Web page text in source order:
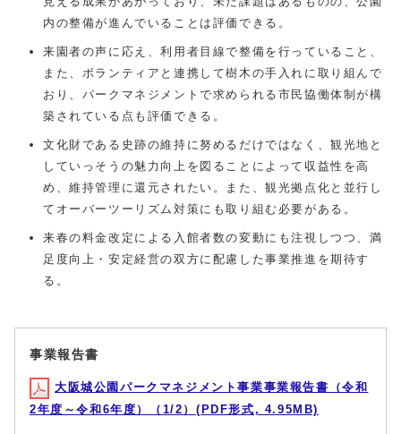
内の整備が進んでいることは評価できる。
来園者の声に応え、利用者目線で整備を行っていること、
また、ボランティアと連携して樹木の手入れに取り組んで
おり、パークマネジメントで求められる市民協働体制が構
築されている点も評価できる。
文化財である史跡の維持に努めるだけではなく、観光地と
していっそうの魅力向上を図ることによって収益性を高
め、維持管理に還元されたい。また、観光拠点化と並行し
てオーバーツーリズム対策にも取り組む必要がある。
来春の料金改定による入館者数の変動にも注視しつつ、満
足度向上・安定経営の双方に配慮した事業推進を期待す
る。
事業報告書
大阪城公園パークマネジメント事業事業報告書（令和
2年度～令和6年度）（1/2）(PDF形式, 4.95MB)